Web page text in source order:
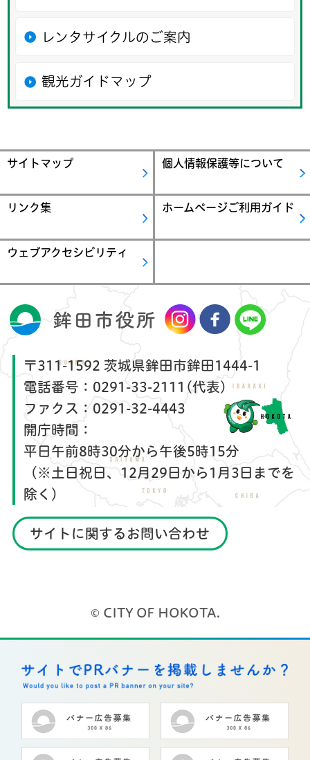
レンタサイクルのご案内
観光ガイドマップ
サイトマップ 個人情報保護等について
リンク集 ホームページご利用ガイド
ウェブアクセシビリティ
〒311-1592 茨城県鉾田市鉾田1444-1
電話番号： 0291-33-2111(代表)
ファクス： 0291-32-4443
開庁時間：
平日午前8時30分から午後5時15分
（※土日祝日、12月29日から1月3日までを
除く）
サイトに関するお問い合わせ
© CITY OF HOKOTA.